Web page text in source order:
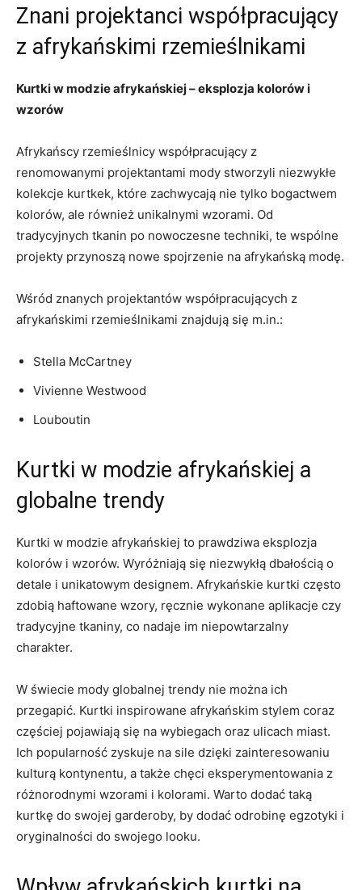
Znani projektanci współpracujący
z afrykańskimi rzemieślnikami
Kurtki w modzie afrykańskiej – eksplozja kolorów i
wzorów
Afrykańscy rzemieślnicy współpracujący z
renomowanymi projektantami mody stworzyli niezwykłe
kolekcje kurtkek, które zachwycają nie tylko bogactwem
kolorów, ale również unikalnymi wzorami. Od
tradycyjnych tkanin po nowoczesne⁢ techniki,‌ te wspólne
projekty przynoszą nowe spojrzenie na afrykańską modę.
Wśród znanych projektantów współpracujących ⁢z
afrykańskimi rzemieślnikami znajdują ‍się m.in.:
Stella McCartney
Vivienne Westwood
Louboutin
Kurtki ⁤w⁣ modzie afrykańskiej a
globalne trendy
Kurtki w‍ modzie afrykańskiej to ⁤prawdziwa eksplozja⁣
kolorów i wzorów. Wyróżniają się niezwykłą dbałością ⁣o
detale i unikatowym designem. Afrykańskie ‍kurtki często
zdobią haftowane wzory, ‍ręcznie wykonane aplikacje czy
tradycyjne tkaniny, co nadaje⁣ im niepowtarzalny
charakter.
W świecie ⁤mody globalnej trendy nie można ich​
przegapić.​ Kurtki inspirowane afrykańskim stylem coraz ​
częściej pojawiają się na wybiegach ‌oraz ulicach miast.
Ich popularność zyskuje⁤ na ‍sile dzięki zainteresowaniu⁢
kulturą kontynentu, a także chęci ⁣eksperymentowania‌ z
różnorodnymi wzorami i ⁣kolorami.‍ Warto dodać taką
kurtkę do swojej garderoby, by ⁤dodać⁤ odrobinę egzotyki i
oryginalności do swojego looku.